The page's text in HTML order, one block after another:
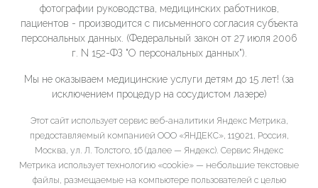
фотографии руководства, медицинских работников,
пациентов - производится с письменного согласия субъекта
персональных данных. (Федеральный закон от 27 июля 2006
г. N 152-ФЗ "О персональных данных").
Мы не оказываем медицинские услуги детям до 15 лет! (за
исключением процедур на сосудистом лазере)
Этот сайт использует сервис веб-аналитики Яндекс Метрика,
предоставляемый компанией ООО «ЯНДЕКС», 119021, Россия,
Москва, ул. Л. Толстого, 16 (далее — Яндекс). Сервис Яндекс
Метрика использует технологию «cookie» — небольшие текстовые
файлы, размещаемые на компьютере пользователей с целью